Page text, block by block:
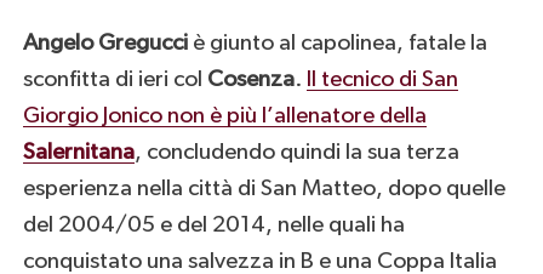
Angelo Gregucciè giunto al capolinea, fatale la
sconfitta di ieri col Cosenza.
Il tecnico di San
Giorgio Jonico non è più l’allenatore della
Salernitana, concludendo quindi la sua terza
esperienza nella città di San Matteo, dopo quelle
del 2004/05 e del 2014, nelle quali ha
conquistato una salvezza in B e una Coppa Italia